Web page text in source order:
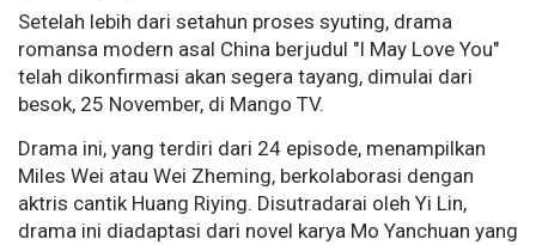
Setelah lebih dari setahun proses syuting, drama
romansa modern asal China berjudul "I May Love You"
telah dikonfirmasi akan segera tayang, dimulai dari
besok, 25 November, di Mango TV.
Drama ini, yang terdiri dari 24 episode, menampilkan
Miles Wei atau Wei Zheming, berkolaborasi dengan
aktris cantik Huang Riying. Disutradarai oleh Yi Lin,
drama ini diadaptasi dari novel karya Mo Yanchuan yang